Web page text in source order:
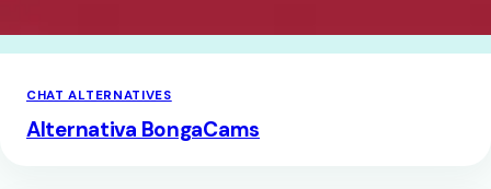
CHAT ALTERNATIVES
Alternativa BongaCams